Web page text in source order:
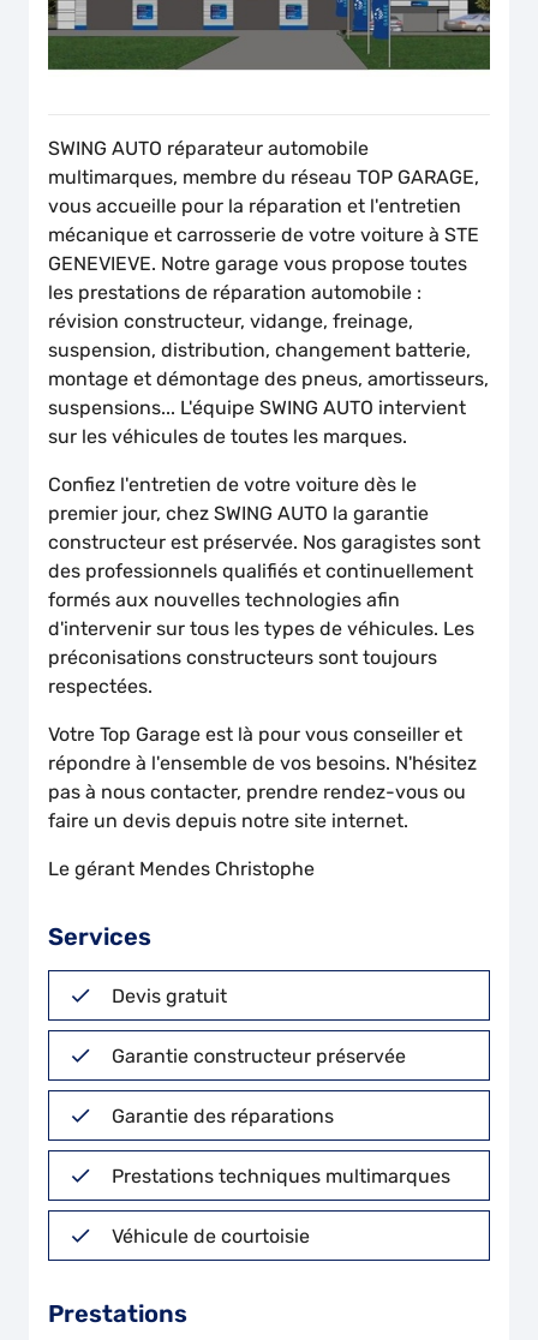
SWING AUTO réparateur automobile
multimarques, membre du réseau TOP GARAGE,
vous accueille pour la réparation et l'entretien
mécanique et carrosserie de votre voiture à STE
GENEVIEVE. Notre garage vous propose toutes
les prestations de réparation automobile :
révision constructeur, vidange, freinage,
suspension, distribution, changement batterie,
montage et démontage des pneus, amortisseurs,
suspensions... L'équipe SWING AUTO intervient
sur les véhicules de toutes les marques.
Confiez l'entretien de votre voiture dès le
premier jour, chez SWING AUTO la garantie
constructeur est préservée. Nos garagistes sont
des professionnels qualifiés et continuellement
formés aux nouvelles technologies afin
d'intervenir sur tous les types de véhicules. Les
préconisations constructeurs sont toujours
respectées.
Votre Top Garage est là pour vous conseiller et
répondre à l'ensemble de vos besoins. N'hésitez
pas à nous contacter, prendre rendez-vous ou
faire un devis depuis notre site internet.
Le gérant Mendes Christophe
Services
Devis gratuit
Garantie constructeur préservée
Garantie des réparations
Prestations techniques multimarques
Véhicule de courtoisie
Prestations